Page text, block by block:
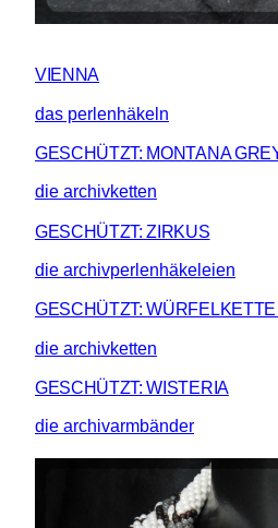
VIENNA
das perlenhäkeln
GESCHÜTZT: MONTANA
die archivketten
GESCHÜTZT: ZIRKUS
die archivperlenhäkeleien
GESCHÜTZT:
die archivketten
GESCHÜTZT: WISTERIA
die archivarmbänder